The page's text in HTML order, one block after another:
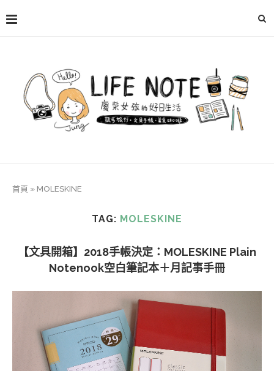
首頁 » MOLESKINE
TAG: MOLESKINE
【文具開箱】2018手帳決定：MOLESKINE Plain
Notenook空白筆記本＋月記事手冊